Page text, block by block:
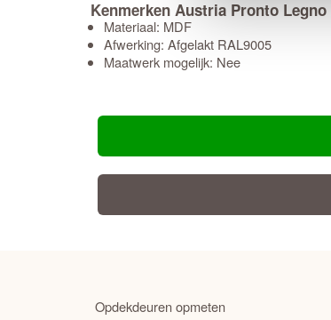
Kenmerken Austria Pronto
Materiaal: MDF
Afwerking: Afgelakt RAL9005
Maatwerk mogelijk: Nee
Opdekdeuren opmeten